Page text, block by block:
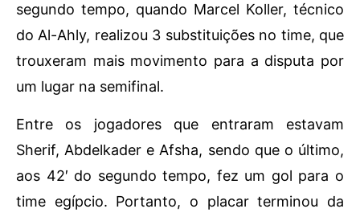
segundo tempo, quando Marcel Koller, técnico
do Al-Ahly, realizou 3 substituições no time, que
trouxeram mais movimento para a disputa por
um lugar na semifinal.
Entre os jogadores que entraram estavam
Sherif, Abdelkader e Afsha, sendo que o último,
aos 42′ do segundo tempo, fez um gol para o
time egípcio. Portanto, o placar terminou da